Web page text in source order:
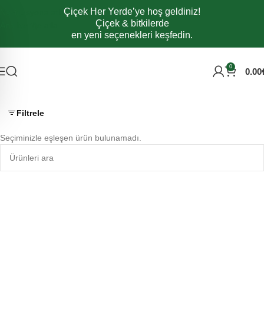
Navigasyona atlaÇiçek Her Yerde’ye hoş geldiniz!
Çiçek & bitkilerde
en yeni seçenekleri keşfedin.
0 0.00
Filtrele
Seçiminizle eşleşen ürün bulunamadı.